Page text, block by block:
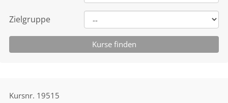
Zielgruppe
Kursnr. 19515